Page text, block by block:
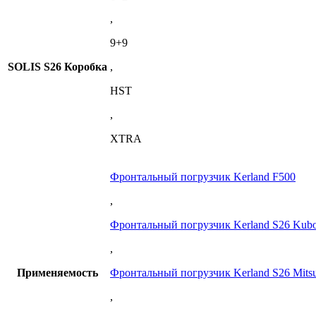
SOLIS S26 Коробка
,
9+9
,
HST
,
XTRA
Применяемость
Фронтальный погрузчик Kerland F500
,
Фронтальный погрузчик Kerland S26
,
Фронтальный погрузчик Kerland S26
,